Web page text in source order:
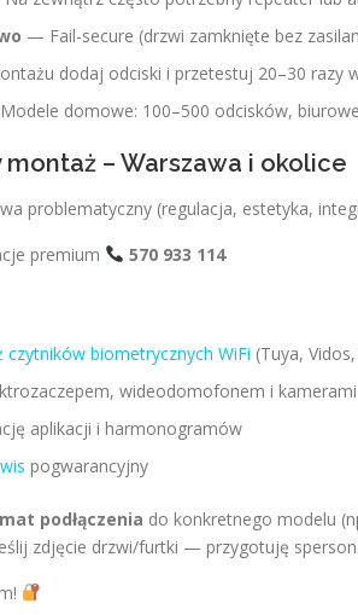
— Fail-secure (drzwi zamknięte bez
dodaj odciski i przetestuj 20–30 razy
domowe: 100–500 odcisków,
– Warszawa i okolice
problematyczny (regulacja, estetyka,
premium
570 933 114
czytników biometrycznych WiFi (Tuya,
wideodomofonem i kamerami
aplikacji i harmonogramów
pogwarancyjny
podłączenia do konkretnego modelu
zdjęcie drzwi/furtki — przygotuję